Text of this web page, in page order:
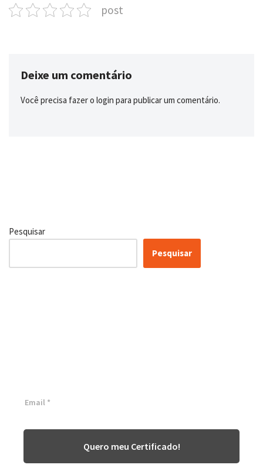
post
Deixe um comentário
Você precisa fazer o login para publicar um comentário.
Pesquisar
Pesquisar
Quero meu Certificado!